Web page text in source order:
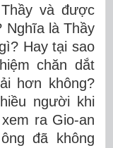
và được
Nghĩa là Thầy
Hay tại sao
chăn dắt
hơn không?
người khi
ra Gio-an
đã không